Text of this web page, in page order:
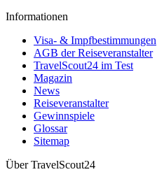
Informationen
Visa- & Impfbestimmungen
AGB der Reiseveranstalter
TravelScout24 im Test
Magazin
News
Reiseveranstalter
Gewinnspiele
Glossar
Sitemap
Über TravelScout24